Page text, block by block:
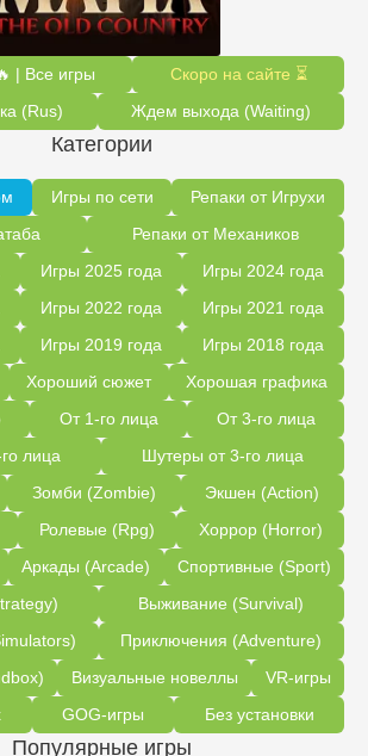
| Все игры
Скоро на сайте ⏳
(Rus)
Ждем выхода (Waiting)
Категории
Игры по сети
Репаки от Игрухи
Репаки от Механиков
Игры 2025 года
Игры 2024 года
Игры 2022 года
Игры 2021 года
Игры 2019 года
Игры 2018 года
Хороший сюжет
Хорошая графика
От 1-го лица
От 3-го лица
лица
Шутеры от 3-го лица
Зомби (Zombie)
Экшен (Action)
Ролевые (Rpg)
Хоррор (Horror)
Аркады (Arcade)
Спортивные (Sport)
Выживание (Survival)
Приключения (Adventure)
Визуальные новеллы
VR-игры
GOG-игры Без установки
Популярные игры